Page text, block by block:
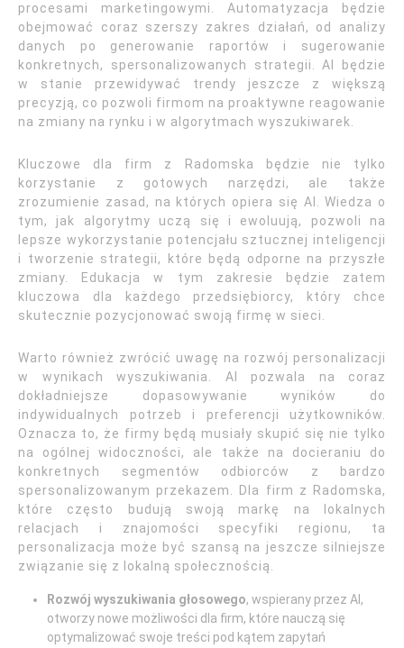
procesami marketingowymi. Automatyzacja będzie
obejmować coraz szerszy zakres działań, od analizy
danych po generowanie raportów i sugerowanie
konkretnych, spersonalizowanych strategii. AI będzie
w stanie przewidywać trendy jeszcze z większą
precyzją, co pozwoli firmom na proaktywne reagowanie
na zmiany na rynku i w algorytmach wyszukiwarek.
Kluczowe dla firm z Radomska będzie nie tylko
korzystanie z gotowych narzędzi, ale także
zrozumienie zasad, na których opiera się AI. Wiedza o
tym, jak algorytmy uczą się i ewoluują, pozwoli na
lepsze wykorzystanie potencjału sztucznej inteligencji
i tworzenie strategii, które będą odporne na przyszłe
zmiany. Edukacja w tym zakresie będzie zatem
kluczowa dla każdego przedsiębiorcy, który chce
skutecznie pozycjonować swoją firmę w sieci.
Warto również zwrócić uwagę na rozwój personalizacji
w wynikach wyszukiwania. AI pozwala na coraz
dokładniejsze dopasowywanie wyników do
indywidualnych potrzeb i preferencji użytkowników.
Oznacza to, że firmy będą musiały skupić się nie tylko
na ogólnej widoczności, ale także na docieraniu do
konkretnych segmentów odbiorców z bardzo
spersonalizowanym przekazem. Dla firm z Radomska,
które często budują swoją markę na lokalnych
relacjach i znajomości specyfiki regionu, ta
personalizacja może być szansą na jeszcze silniejsze
związanie się z lokalną społecznością.
Rozwój wyszukiwania głosowego, wspierany przez AI,
otworzy nowe możliwości dla firm, które nauczą się
optymalizować swoje treści pod kątem zapytań